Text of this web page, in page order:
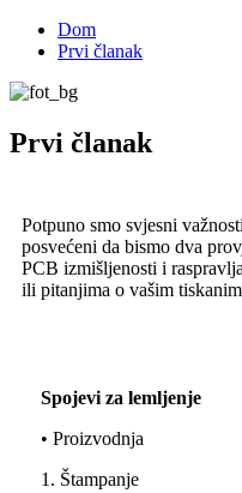
Dom
Prvi članak
Prvi članak
Potpuno smo svjesni
posvećeni da bismo dva
PCB izmišljenosti i
ili pitanjima o vašim
Spojevi za lemljenje
• Proizvodnja
1. Štampanje